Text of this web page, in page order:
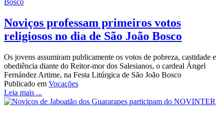
Noviços professam primeiros votos
religiosos no dia de São João Bosco
Os jovens assumiram publicamente os votos de pobreza, castidade e
obediência diante do Reitor-mor dos Salesianos, o cardeal Ángel
Fernández Artime, na Festa Litúrgica de São João Bosco
Publicado em Vocações
Leia mais ...